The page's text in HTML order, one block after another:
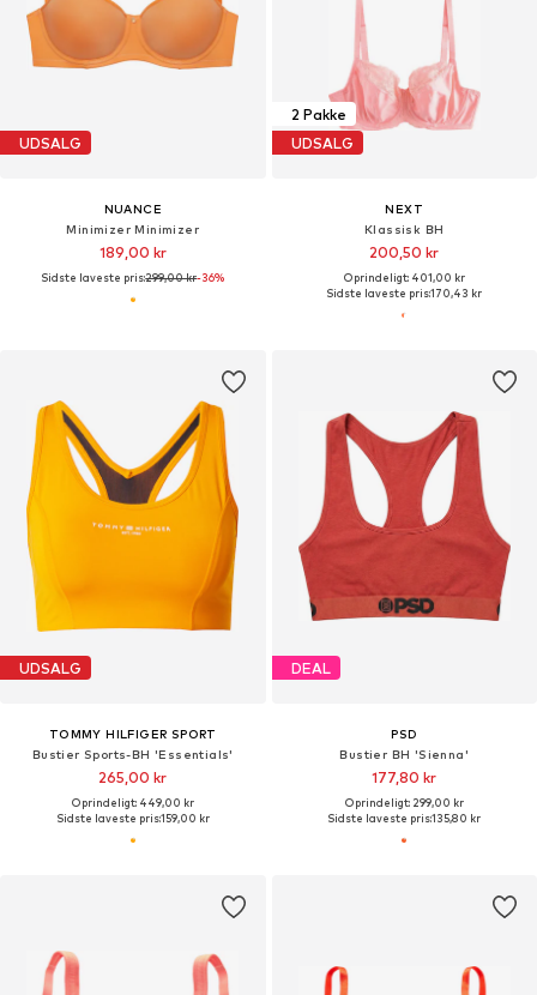
UDSALG
NUANCE
Minimizer Minimizer
189,00 kr
Sidste laveste pris:299,00 kr-36%
2 Pakke
UDSALG
NEXT
Klassisk BH
200,50 kr
Oprindeligt: 401,00 kr
Sidste laveste pris:170,43 kr
UDSALG
TOMMY HILFIGER SPORT
Bustier Sports-BH 'Essentials'
265,00 kr
Oprindeligt: 449,00 kr
Sidste laveste pris:159,00 kr
DEAL
PSD
Bustier BH 'Sienna'
177,80 kr
Oprindeligt: 299,00 kr
Sidste laveste pris:135,80 kr